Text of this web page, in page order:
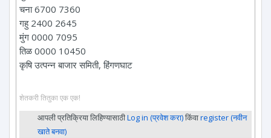
चना 6700 7360
गहु 2400 2645
मुंग 0000 7095
तिळ 0000 10450
कृषि उत्पन्न बाजार समिती, हिंगणघाट
शेतकरी तितुका एक एक!
आपली प्रतिक्रिया लिहिण्यासाठीLog in (प्रवेश करा)किंवाregister (नवीन
खाते बनवा)